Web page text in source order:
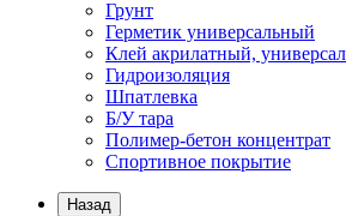
Грунт
Герметик универсальный
Клей акрилатный,
Гидроизоляция
Шпатлевка
Б/У тара
Полимер-бетон концентрат
Спортивное покрытие
Назад